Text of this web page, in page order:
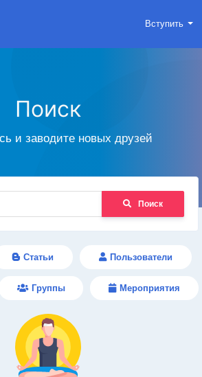
Вступить
Поиск
и заводите новых друзей
Поиск
Статьи Пользователи
Группы Мероприятия